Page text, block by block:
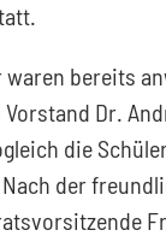
bereits
Dr.
die
der